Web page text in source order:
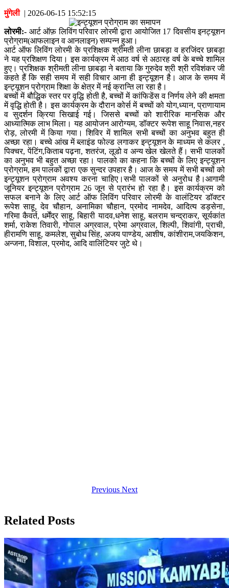
मुंगेली| 2026-06-15 15:52:15
लोरमी:- आर्ट ऑफ़ लिविंग परिवार लोरमी द्वारा आयोजित 17 दिवसीय इनट्यूशन
प्रोग्राम(आफलाइन व‌‌‌ आनलाइन) सम्पन्न हुआ।
आर्ट ऑफ लिविंग लोरमी के प्रशिक्षक श्रीमती लीना छाबड़ा व हरजिंदर छाबड़ा
ने यह प्रशिक्षण दिया। इस कार्यक्रम में आठ वर्ष से अठारह वर्ष के बच्चे शामिल
हुए। प्रशिक्षक श्रीमती लीना छाबड़ा ने बताया कि गुरुदेव श्री श्री रविशंकर जी
कहते हैं कि सही समय में सही विचार आना ही इन्ट्यूशन है। आज के समय में
इन्ट्यूशन प्रोग्राम शिक्षा के क्षेत्र में नई क्रान्ति ला रहा है।
बच्चों में बौद्धिक स्तर पर वृद्धि होती है, बच्चों में कांफिडेंस व निर्णय लेने की क्षमता
में वृद्धि होती है। इस कार्यक्रम के दौरान कोर्स में बच्चों को योग,ध्यान, प्राणायाम
व सुदर्शन क्रिया सिखाई गई। जिससे बच्चों को शारीरिक मानसिक और
आध्यात्मिक लाभ मिला। यह आयोजन आरोग्यम, डॉक्टर रूपेश साहू निवास,नहर
रोड़, लोरमी में किया गया। शिविर में शामिल सभी बच्चों का अनुभव बहुत ही
अच्छा रहा। बच्चे आंख में ब्लाइंड फोल्ड लगाकर इन्ट्यूशन के माध्यम से कलर ,
पिक्चर, पेंटिंग,किताब पढ़ना, शतरंज, लूडो व अन्य खेल खेलते हैं। सभी पालकों
का अनुभव भी बहुत अच्छा रहा। पालको का कहना कि बच्चों के लिए इन्ट्यूशन
प्रोग्राम, हम पालकों द्वारा एक सुन्दर उपहार है। आज के समय में सभी बच्चों को
इन्ट्यूशन प्रोग्राम अवश्य करना चाहिए।सभी पालकों से अनुरोध है।आगामी
जूनियर इन्ट्यूशन प्रोग्राम 26 जून से प्रारंभ हो रहा है। इस कार्यक्रम को
सफल बनाने के लिए आर्ट ऑफ लिविंग परिवार लोरमी के वालंटियर डॉक्टर
रूपेश साहू, देव चौहान, अनामिका चौहान, प्रमोद नामदेव, आदित्य डड़सेना,
गरिमा कैवर्त, धर्मेंद्र साहू, बिहारी यादव,धनेश साहू, बलराम चन्द्राकर, सूर्यकांत
शर्मा, राकेश तिवारी, गोपाल अग्रवाल, प्रेमा अग्रवाल, शिल्पी, शिवांगी, प्राची,
हीरामणि साहू, कमलेश, सुबोध सिंह, अजय पाण्डेय, आशीष, कांशीराम,जयकिशन,
अन्जना, विशाल, प्रमोद, आदि वालिंटियर जुटे थे।
Previous Next
Related Posts